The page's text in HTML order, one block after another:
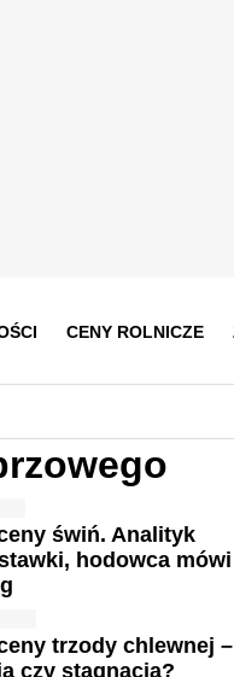
CENY ROLNICZE
świń. Analityk
hodowca mówi
trzody chlewnej –
czy stagnacja?